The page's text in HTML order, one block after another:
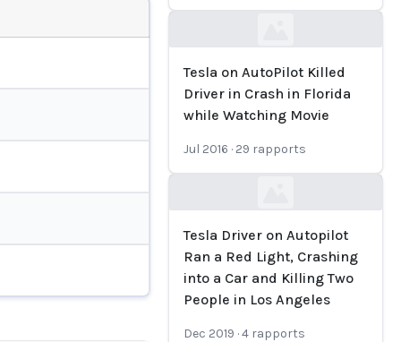
Tesla on AutoPilot Killed
Driver in Crash in Florida
while Watching Movie
Jul 2016 · 29 rapports
Tesla Driver on Autopilot
Ran a Red Light, Crashing
into a Car and Killing Two
People in Los Angeles
Dec 2019 ·4 rapports